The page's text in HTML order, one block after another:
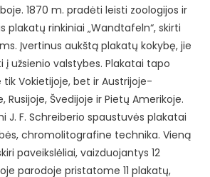
1870 m. pradėti leisti zoologijos ir
rinkiniai „Wandtafeln“, skirti
Įvertinus aukštą plakatų kokybę, jie
užsienio valstybes. Plakatai tapo
Vokietijoje, bet ir Austrijoje-
Rusijoje, Švedijoje ir Pietų Amerikoje.
J. F. Schreiberio spaustuvės plakatai
chromolitografine technika. Vieną
paveikslėliai, vaizduojantys 12
parodoje pristatome 11 plakatų,